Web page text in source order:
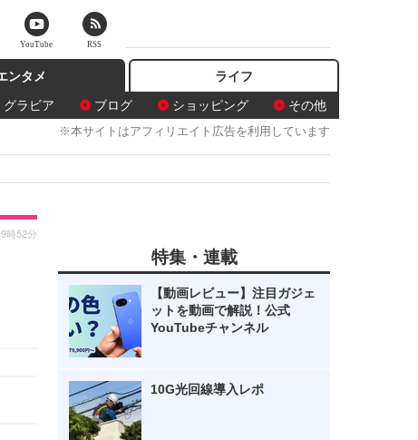
ンタメ
グラビア ブログ ショッピング その他
ライフ
※本サイトはアフィリエイト広告を利用しています
時52分
特集・連載
【動画レビュー】注目ガジェ
ットを動画で解説！公式
YouTubeチャンネル
10G光回線導入レポ
YouTube RSS